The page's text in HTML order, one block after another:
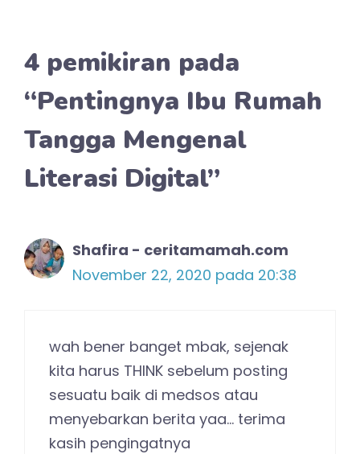
4 pemikiran pada
“Pentingnya Ibu Rumah
Tangga Mengenal
Literasi Digital”
Shafira - ceritamamah.com
November 22, 2020 pada 20:38
wah bener banget mbak, sejenak
kita harus THINK sebelum posting
sesuatu baik di medsos atau
menyebarkan berita yaa… terima
kasih pengingatnya